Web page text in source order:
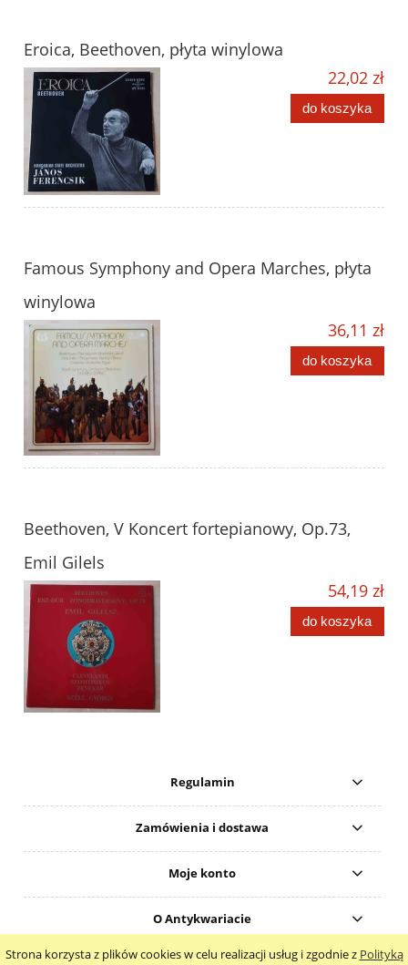
Strona korzysta z plików cookies w celu realizacji usług i zgodnie z Polityką
Eroica, Beethoven, płyta winylowa
22,02 zł
do koszyka
Famous Symphony and Opera Marches, płyta
winylowa
36,11 zł
do koszyka
Beethoven, V Koncert fortepianowy, Op.73,
Emil Gilels
54,19 zł
do koszyka
Regulamin
Zamówienia i dostawa
Moje konto
O Antykwariacie